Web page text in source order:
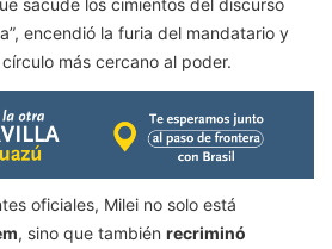
sacude los cimientos del discurso
encendió la furia del mandatario y
más cercano al poder.
oficiales, Milei no solo está
, sino que también recriminó